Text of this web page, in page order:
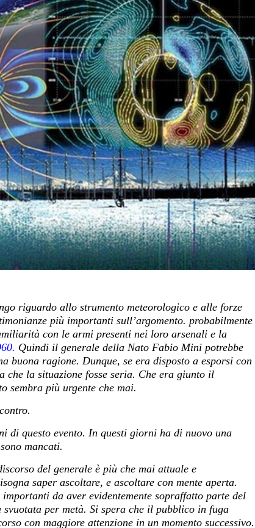
riguardo allo strumento meteorologico e alle forze
più importanti sull’argomento. probabilmente
con le armi presenti nei loro arsenali e la
Quindi il generale della Nato Fabio Mini potrebbe
buona ragione. Dunque, se era disposto a esporsi con
la situazione fosse seria. Che era giunto il
sembra più urgente che mai.
di questo evento. In questi giorni ha di nuovo una
mancati.
del generale è più che mai attuale e
saper ascoltare, e ascoltare con mente aperta.
da aver evidentemente sopraffatto parte del
per metà. Si spera che il pubblico in fuga
con maggiore attenzione in un momento successivo.